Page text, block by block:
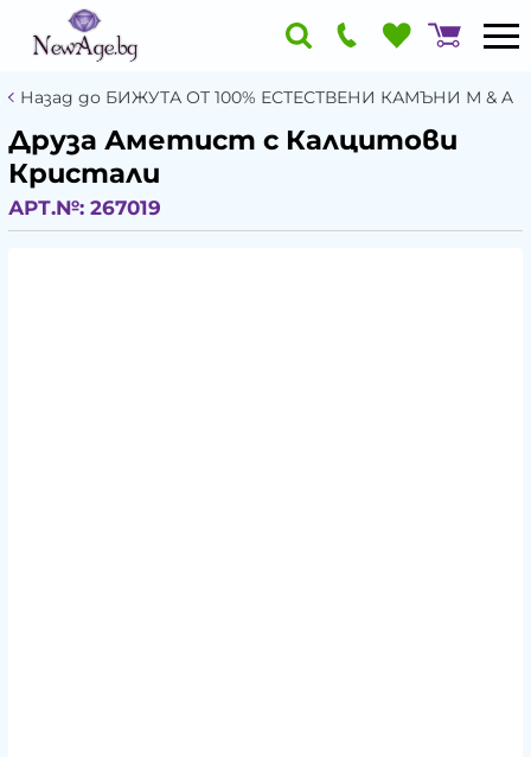
Назад до БИЖУТА ОТ 100% ЕСТЕСТВЕНИ КАМЪНИ М & A
Друза Аметист с Калцитови
Кристали
АРТ.№: 267019